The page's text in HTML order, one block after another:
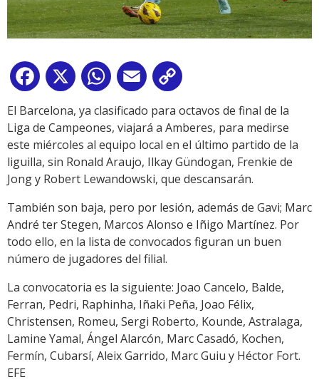
Facebook
X WhatsApp
Email
Link
El Barcelona, ya clasificado para octavos de final de la
Liga de Campeones, viajará a Amberes, para medirse
este miércoles al equipo local en el último partido de la
liguilla, sin Ronald Araujo, Ilkay Gündogan, Frenkie de
Jong y Robert Lewandowski, que descansarán.
También son baja, pero por lesión, además de Gavi; Marc
André ter Stegen, Marcos Alonso e Iñigo Martínez. Por
todo ello, en la lista de convocados figuran un buen
número de jugadores del filial.
La convocatoria es la siguiente: Joao Cancelo, Balde,
Ferran, Pedri, Raphinha, Iñaki Peña, Joao Félix,
Christensen, Romeu, Sergi Roberto, Kounde, Astralaga,
Lamine Yamal, Ángel Alarcón, Marc Casadó, Kochen,
Fermín, Cubarsí, Aleix Garrido, Marc Guiu y Héctor Fort.
EFE